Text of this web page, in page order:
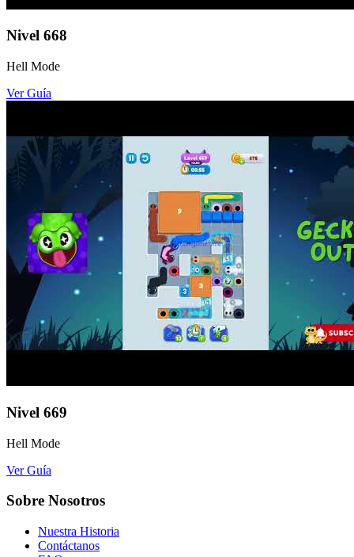
Nivel 668
Hell Mode
Ver Guía
Nivel 669
Hell Mode
Ver Guía
Sobre Nosotros
Nuestra Historia
Contáctanos